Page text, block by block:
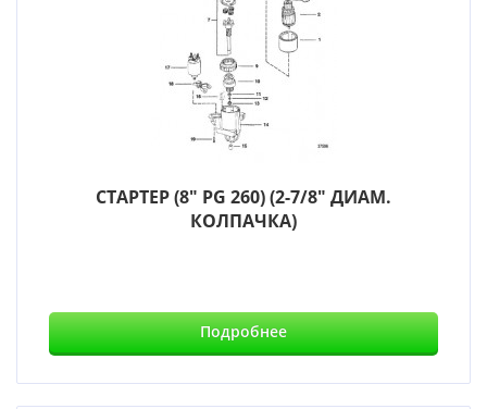
СТАРТЕР (8" PG 260) (2-7/8" ДИАМ.
КОЛПАЧКА)
Подробнее